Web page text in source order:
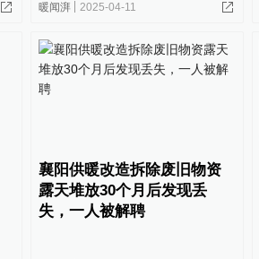
暖闻湃 2025-04-11
襄阳供暖改造拆除废旧物资
露天堆放30个月后发现丢
失，一人被解聘